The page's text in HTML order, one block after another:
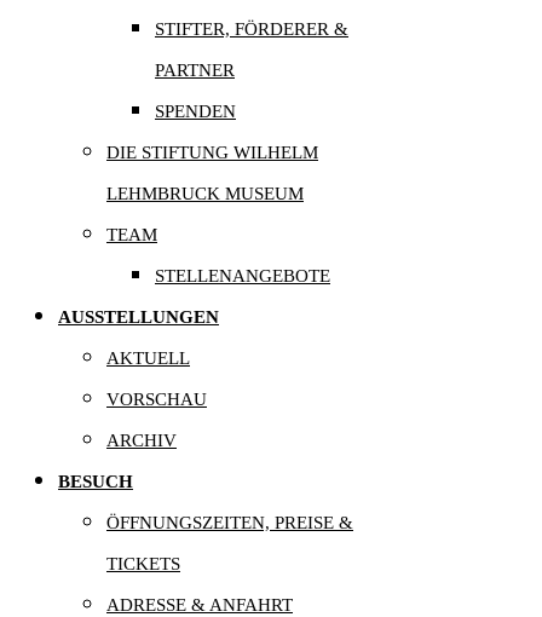
STIFTER, FÖRDERER &
PARTNER
SPENDEN
DIE STIFTUNG WILHELM
LEHMBRUCK MUSEUM
TEAM
STELLENANGEBOTE
AUSSTELLUNGEN
AKTUELL
VORSCHAU
ARCHIV
BESUCH
ÖFFNUNGSZEITEN, PREISE &
TICKETS
ADRESSE & ANFAHRT